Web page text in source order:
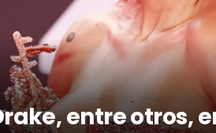
entre otros,